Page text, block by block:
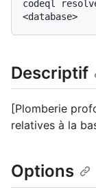
codeql
Descriptif
[Plomberie
relatives à la
Options